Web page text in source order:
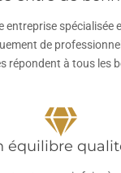
entreprise spécialisée
de
répondent à tous les
équilibre